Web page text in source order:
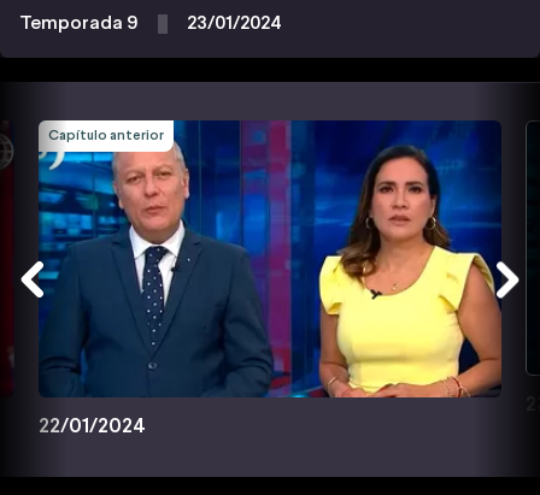
Temporada 9 23/01/2024
Capítulo anterior
22/01/2024